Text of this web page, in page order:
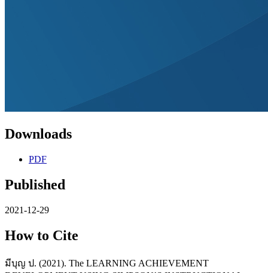
Downloads
PDF
Published
2021-12-29
How to Cite
มีบุญ ป. (2021). The LEARNING ACHIEVEMENT